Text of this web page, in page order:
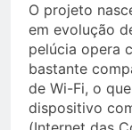
O projeto
em evolução
pelúcia opera
bastante
de Wi-Fi, o
dispositivo